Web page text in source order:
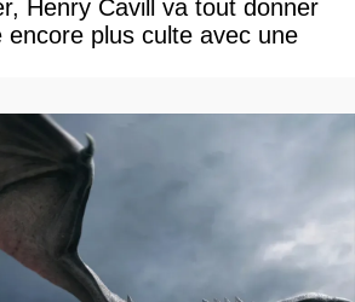
Henry Cavill va tout donner
encore plus culte avec une